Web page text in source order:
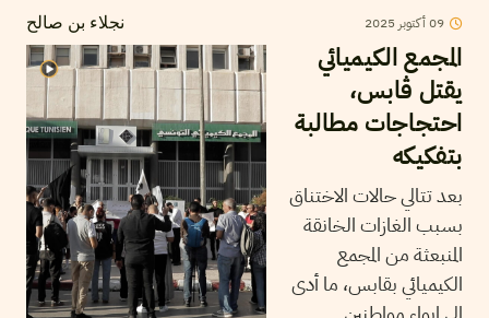
نجلاء بن صالح 09أكتوبر 2025
المجمع الكيميائي
يقتل ڨابس،
احتجاجات مطالبة
بتفكيكه
بعد تتالي حالات الاختناق
بسبب الغازات الخانقة
المنبعثة من المجمع
الكيميائي بقابس، ما أدى